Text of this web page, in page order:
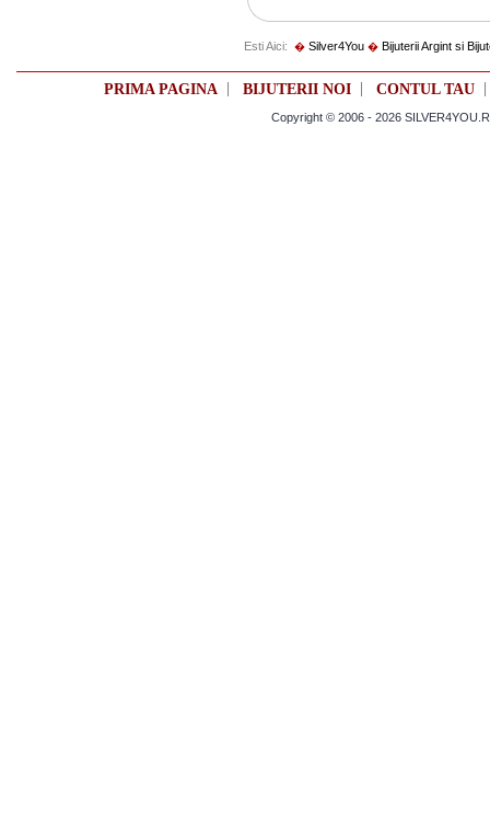
Esti Aici: � Silver4You � Bijuterii Argint si
PRIMA PAGINA BIJUTERII NOI CONTUL TAU
Copyright © 2006 - 2026